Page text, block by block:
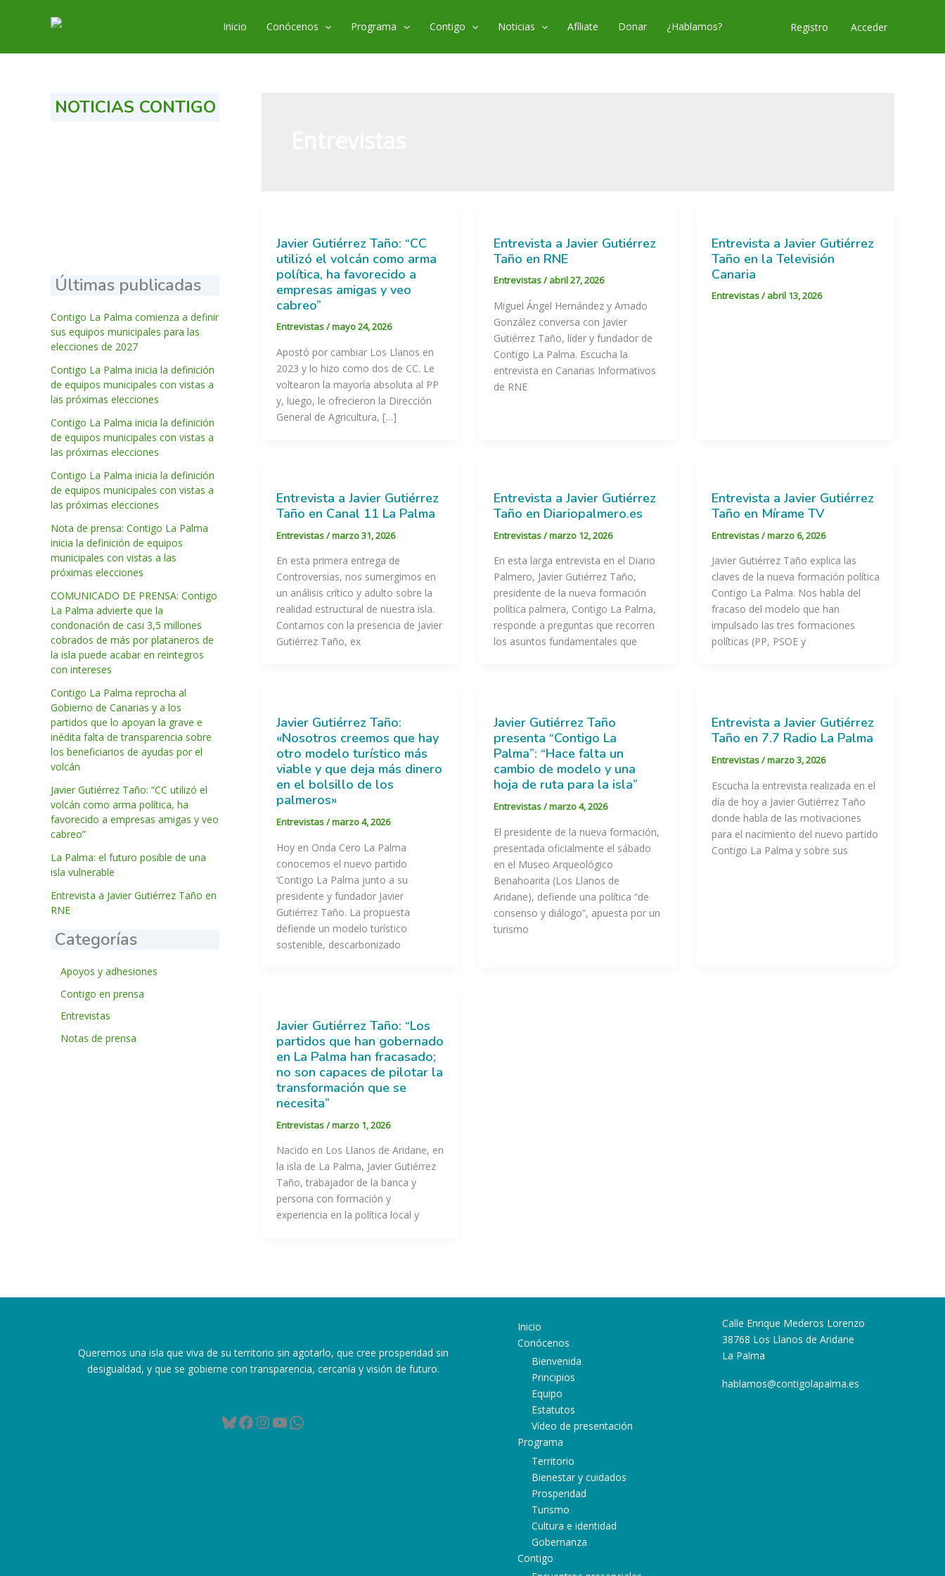
Inicio Conócenos Programa Contigo Noticias Afíliate Donar ¿Hablamos? Registro Acceder
NOTICIAS CONTIGO
Últimas publicadas
Contigo La Palma comienza a definir
sus equipos municipales para las
elecciones de 2027
Contigo La Palma inicia la definición
de equipos municipales con vistas a
las próximas elecciones
Contigo La Palma inicia la definición
de equipos municipales con vistas a
las próximas elecciones
Contigo La Palma inicia la definición
de equipos municipales con vistas a
las próximas elecciones
Nota de prensa: Contigo La Palma
inicia la definición de equipos
municipales con vistas a las
próximas elecciones
COMUNICADO DE PRENSA: Contigo
La Palma advierte que la
condonación de casi 3,5 millones
cobrados de más por plataneros de
la isla puede acabar en reintegros
con intereses
Contigo La Palma reprocha al
Gobierno de Canarias y a los
partidos que lo apoyan la grave e
inédita falta de transparencia sobre
los beneficiarios de ayudas por el
volcán
Javier Gutiérrez Taño: “CC utilizó el
volcán como arma política, ha
favorecido a empresas amigas y veo
cabreo”
La Palma: el futuro posible de una
isla vulnerable
Entrevista a Javier Gutiérrez Taño en
RNE
Categorías
Apoyos y adhesiones
Contigo en prensa
Entrevistas
Notas de prensa
Javier Gutiérrez Taño: “CC
utilizó el volcán como arma
política, ha favorecido a
empresas amigas y veo
cabreo”
Entrevistas/mayo 24, 2026
Apostó por cambiar Los Llanos en
2023 y lo hizo como dos de CC. Le
voltearon la mayoría absoluta al PP
y, luego, le ofrecieron la Dirección
General de Agricultura, […]
Entrevista a Javier Gutiérrez
Taño en RNE
Entrevistas/ abril 27, 2026
Miguel Ángel Hernández y Amado
González conversa con Javier
Gutiérrez Taño, líder y fundador de
Contigo La Palma. Escucha la
entrevista en Canarias Informativos
de RNE
Entrevista a Javier Gutiérrez
Taño en la Televisión
Canaria
Entrevistas/ abril 13, 2026
Entrevista a Javier Gutiérrez
Taño en Canal 11 La Palma
Entrevistas/marzo 31, 2026
En esta primera entrega de
Controversias, nos sumergimos en
un análisis crítico y adulto sobre la
realidad estructural de nuestra isla.
Contamos con la presencia de Javier
Gutiérrez Taño, ex
Entrevista a Javier Gutiérrez
Taño en Diariopalmero.es
Entrevistas/marzo 12, 2026
En esta larga entrevista en el Diario
Palmero, Javier Gutiérrez Taño,
presidente de la nueva formación
política palmera, Contigo La Palma,
responde a preguntas que recorren
los asuntos fundamentales que
Entrevista a Javier Gutiérrez
Taño en Mírame TV
Entrevistas/marzo 6, 2026
Javier Gutiérrez Taño explica las
claves de la nueva formación política
Contigo La Palma. Nos habla del
fracaso del modelo que han
impulsado las tres formaciones
políticas (PP, PSOE y
Javier Gutiérrez Taño:
«Nosotros creemos que hay
otro modelo turístico más
viable y que deja más dinero
en el bolsillo de los
palmeros»
Entrevistas/marzo 4, 2026
Hoy en Onda Cero La Palma
conocemos el nuevo partido
‘Contigo La Palma junto a su
presidente y fundador Javier
Gutiérrez Taño. La propuesta
defiende un modelo turístico
sostenible, descarbonizado
Javier Gutiérrez Taño
presenta “Contigo La
Palma”: “Hace falta un
cambio de modelo y una
hoja de ruta para la isla”
Entrevistas/marzo 4, 2026
El presidente de la nueva formación,
presentada oficialmente el sábado
en el Museo Arqueológico
Benahoarita (Los Llanos de
Aridane), defiende una política “de
consenso y diálogo”, apuesta por un
turismo
Entrevista a Javier Gutiérrez
Taño en 7.7 Radio La Palma
Entrevistas/marzo 3, 2026
Escucha la entrevista realizada en el
día de hoy a Javier Gutiérrez Taño
donde habla de las motivaciones
para el nacimiento del nuevo partido
Contigo La Palma y sobre sus
Javier Gutiérrez Taño: “Los
partidos que han gobernado
en La Palma han fracasado;
no son capaces de pilotar la
transformación que se
necesita”
Entrevistas/marzo 1, 2026
Nacido en Los Llanos de Aridane, en
la isla de La Palma, Javier Gutiérrez
Taño, trabajador de la banca y
persona con formación y
experiencia en la política local y
Queremos una isla que viva de su territorio sin agotarlo, que cree prosperidad sin
desigualdad, y que se gobierne con transparencia, cercanía y visión de futuro.
Bluesky
Facebook
Instagram
YouTube
WhatsApp
Inicio
Conócenos
Bienvenida
Principios
Equipo
Estatutos
Vídeo de presentación
Programa
Territorio
Bienestar y cuidados
Prosperidad
Turismo
Cultura e identidad
Gobernanza
Contigo
Calle Enrique Mederos Lorenzo
38768 Los Llanos de Aridane
La Palma
hablamos@contigolapalma.es